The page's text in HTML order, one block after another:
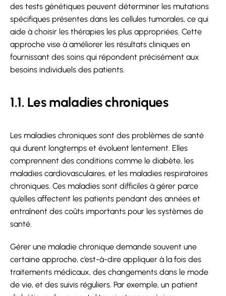
des tests génétiques peuvent déterminer les mutations
spécifiques présentes dans les cellules tumorales, ce qui
aide à choisir les thérapies les plus appropriées. Cette
approche vise à améliorer les résultats cliniques en
fournissant des soins qui répondent précisément aux
besoins individuels des patients.
1.1. Les maladies chroniques
Les maladies chroniques sont des problèmes de santé
qui durent longtemps et évoluent lentement. Elles
comprennent des conditions comme le diabète, les
maladies cardiovasculaires, et les maladies respiratoires
chroniques. Ces maladies sont difficiles à gérer parce
qu’elles affectent les patients pendant des années et
entraînent des coûts importants pour les systèmes de
santé.
Gérer une maladie chronique demande souvent une
certaine approche, c’est-à-dire appliquer à la fois des
traitements médicaux, des changements dans le mode
de vie, et des suivis réguliers. Par exemple, un patient